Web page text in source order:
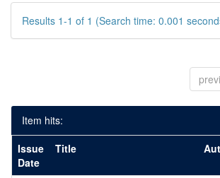
Results 1-1 of 1 (Search time: 0.001
Item hits:
Issue
Date
Title